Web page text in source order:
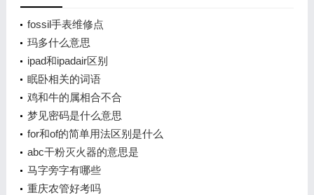
fossil手表维修点
玛多什么意思
ipad和ipadair区别
眠卧相关的词语
鸡和牛的属相合不合
梦见密码是什么意思
for和of的简单用法区别是什么
abc干粉灭火器的意思是
马字旁字有哪些
重庆农管好考吗